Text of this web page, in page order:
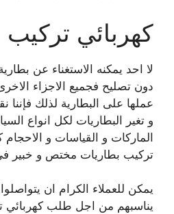
كهربائي
لا احد يمكنه الاستغناء عن
دون تصليح فجميع الاجزاء
عملها على البطارية لذلك فإننا
و تغير البطاريات لكل انواع
الماركات و القياسات و الاحجام
تركيب بطاريات مختص و خبير
يمكن للعملاء الكرام ان
يناسبهم من اجل طلب كهربائي